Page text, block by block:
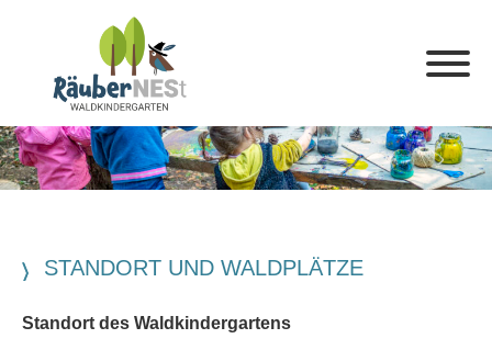
STANDORT UND WALDPLÄTZE
Standort des Waldkindergartens